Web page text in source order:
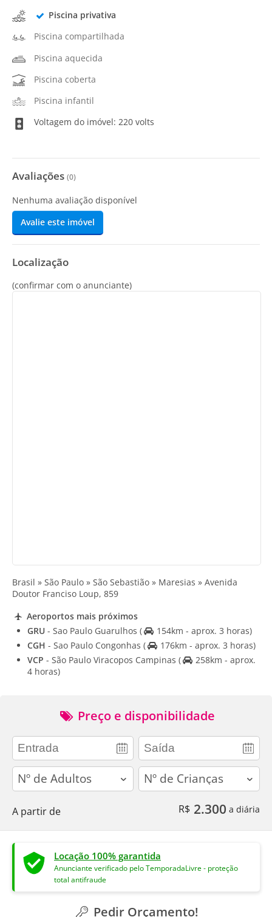
Piscina privativa
Piscina compartilhada
Piscina aquecida
Piscina coberta
Piscina infantil
Voltagem do imóvel: 220 volts
Avaliações (0)
Nenhuma avaliação disponível
Avalie este imóvel
Localização
(confirmar com o anunciante)
Brasil » São Paulo » São Sebastião » Maresias » Avenida
Doutor Franciso Loup, 859
Aeroportos mais próximos
GRU - Sao Paulo Guarulhos (
154km - aprox. 3 horas)
CGH - Sao Paulo Congonhas (
176km - aprox. 3 horas)
VCP - São Paulo Viracopos Campinas (
258km - aprox.
4 horas)
Preço e disponibilidade
adults children
A partir de R$ 2.300 a diária
Locação 100% garantida
Anunciante verificado pelo TemporadaLivre - proteção
total antifraude
Pedir Orçamento!